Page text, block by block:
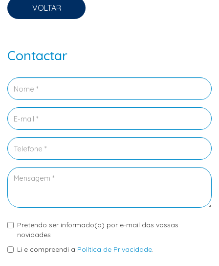
VOLTAR
Contactar
Pretendo ser informado(a) por e-mail das vossas
novidades
Li e compreendi a Política de Privacidade.